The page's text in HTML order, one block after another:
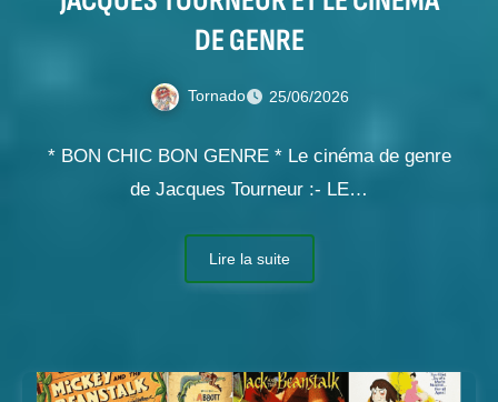
DE GENRE
Tornado 25/06/2026
* BON CHIC BON GENRE * Le cinéma de genre
de Jacques Tourneur :- LE…
Lire la suite